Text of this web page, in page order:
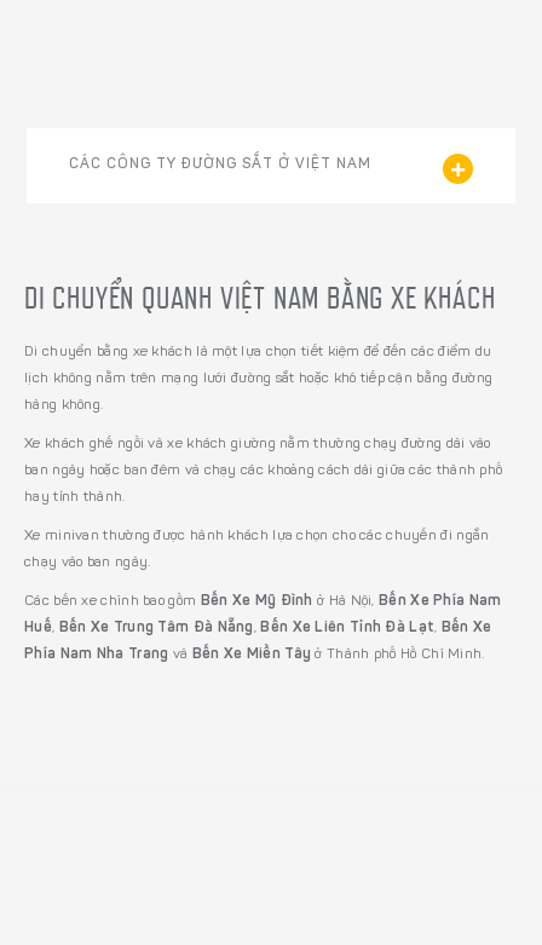
CÁC CÔNG TY ĐƯỜNG SẮT Ở VIỆT NAM
DI CHUYỂN QUANH VIỆT NAM BẰNG XE KHÁCH
Di chuyển bằng xe khách là một lựa chọn tiết kiệm để đến các điểm du
lịch không nằm trên mạng lưới đường sắt hoặc khó tiếp cận bằng đường
hàng không.
Xe khách ghế ngồi và xe khách giường nằm thường chạy đường dài vào
ban ngày hoặc ban đêm và chạy các khoảng cách dài giữa các thành phố
hay tỉnh thành.
Xe minivan thường được hành khách lựa chọn cho các chuyến đi ngắn
chạy vào ban ngày.
Các bến xe chính bao gồm Bến Xe Mỹ Đình ở Hà Nội, Bến Xe Phía Nam
Huế, Bến Xe Trung Tâm Đà Nẵng, Bến Xe Liên Tỉnh Đà Lạt, Bến Xe
Phía Nam Nha Trang và Bến Xe Miền Tây ở Thành phố Hồ Chí Minh.